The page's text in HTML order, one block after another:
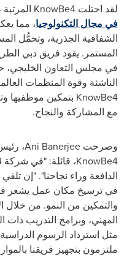
لقد احتلت KnowBe4 المرتبة 14 في
في مجال التكنولوجيا، مما
الشفافية الجذرية، وتحمُّل
المستمر. يقود فريق دبي
في مجلس التعاون
الناشئة وقوة المنظمات
KnowBe4 بتمكين موظفيها
مع المشاركة والنجاح.
وصرحت Ani Banerjee،
KnowBe4، قائلة: "في شركة
الدافعة وراء نجاحنا". "إن
في ترسيخ مكان عمل يشعر
والتمكين من النمو. من خلال
المهني، وبرامج التدريب ذات
مثل استرداد الرسوم
ملتزمون بتجهيز فريقنا